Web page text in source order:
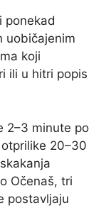
ponekad
uobičajenim
koji
ili u hitri popis
2–3 minute po
20–30
Očenaš, tri
postavljaju